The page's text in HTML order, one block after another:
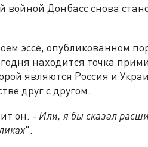
Донбасс снова
эссе, опубликованном
находится точка
являются Россия и
друг с другом.
он. - Или, я бы сказал
".